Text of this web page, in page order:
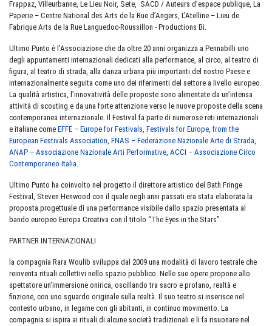
Frappaz, Villeurbanne, Le Lieu Noir, Sete, SACD / Auteurs d’espace publique, La
Paperie – Centre National des Arts de la Rue d’Angers, L’Atelline – Lieu de
Fabrique Arts de la Rue Languedoc-Roussillon - Productions Bi.
Ultimo Punto è l’Associazione che da oltre 20 anni organizza a Pennabilli uno
degli appuntamenti internazionali dedicati alla performance, al circo, al teatro di
figura, al teatro di strada, alla danza urbana più importanti del nostro Paese e
internazionalmente seguita come uno dei riferimenti del settore a livello europeo.
La qualità artistica, l’innovatività delle proposte sono alimentate da un’intensa
attività di scouting e da una forte attenzione verso le nuove proposte della scena
contemporanea internazionale. Il Festival fa parte di numerose reti internazionali
e italiane come EFFE – Europe for Festivals, Festivals for Europe, from the
European Festivals Association, FNAS – Federazione Nazionale Arte di Strada,
ANAP – Associazione Nazionale Arti Performative, ACCI – Associazione Circo
Contemporaneo Italia.
Ultimo Punto ha coinvolto nel progetto il direttore artistico del Bath Fringe
Festival, Steven Henwood con il quale negli anni passati era stata elaborata la
proposta progettuale di una performance visibile dallo spazio presentata al
bando europeo Europa Creativa con il titolo “The Eyes in the Stars”.
PARTNER INTERNAZIONALI
la compagnia Rara Woulib sviluppa dal 2009 una modalità di lavoro teatrale che
reinventa rituali collettivi nello spazio pubblico. Nelle sue opere propone allo
spettatore un'immersione onirica, oscillando tra sacro e profano, realtà e
finzione, con uno sguardo originale sulla realtà. Il suo teatro si inserisce nel
contesto urbano, in legame con gli abitanti, in continuo movimento. La
compagnia si ispira ai rituali di alcune società tradizionali e li fa risuonare nel